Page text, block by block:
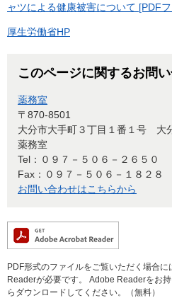
ャツによる健康被害について [PDF
厚生労働省HP
このページに関するお問
薬務室
〒870-8501
大分市大手町３丁目１番１号 大
薬務室
Tel：０９７－５０６－２６５０
Fax：０９７－５０６－１８２８
お問い合わせはこちらから
PDF形式のファイルをご覧いただく場合
Readerが必要です。
Adobe Readerをお
らダウンロードしてください。（無料）